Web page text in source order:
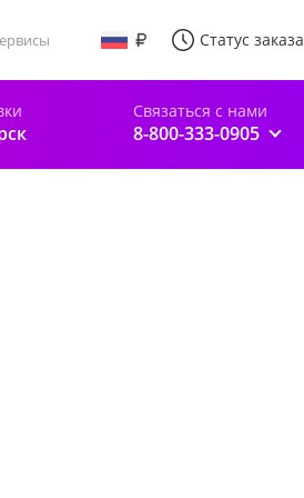
Статус заказа
Связаться с нами
8-800-333-0905